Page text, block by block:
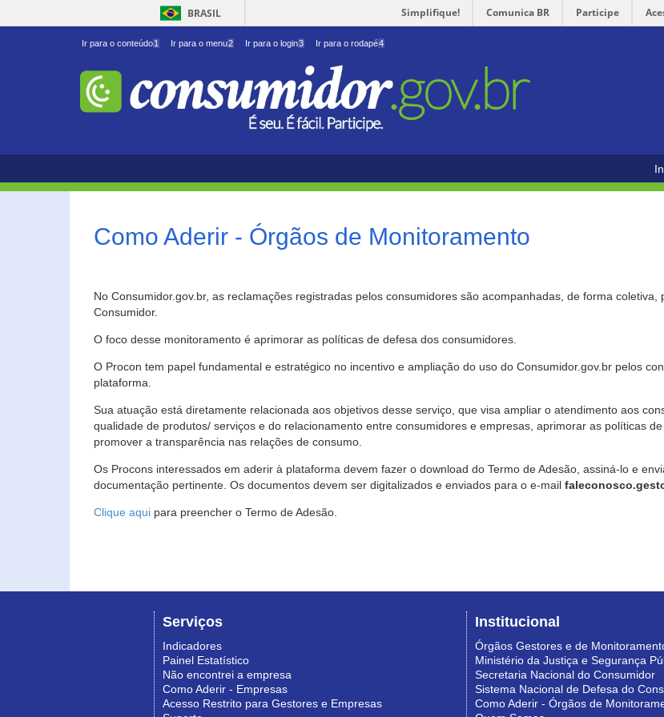
BRASIL Simplifique! Comunica BR Participe
Ir para o conteúdo1 Ir para o menu2 Ir para o login3 Ir para o rodapé4
Como Aderir - Órgãos de Monitoramento
No Consumidor.gov.br, as reclamações registradas pelos consumidores são acompanhadas, de forma
Consumidor.
O foco desse monitoramento é aprimorar as políticas de defesa dos consumidores.
O Procon tem papel fundamental e estratégico no incentivo e ampliação do uso do Consumidor.gov.br pelos
plataforma.
Sua atuação está diretamente relacionada aos objetivos desse serviço, que visa ampliar o atendimento aos
qualidade de produtos/ serviços e do relacionamento entre consumidores e empresas, aprimorar as políticas
promover a transparência nas relações de consumo.
Os Procons interessados em aderir à plataforma devem fazer o download do Termo de Adesão, assiná-lo e
documentação pertinente. Os documentos devem ser digitalizados e enviados para o e-mail
Clique aqui para preencher o Termo de Adesão.
Serviços
Indicadores
Painel Estatístico
Não encontrei a empresa
Como Aderir - Empresas
Acesso Restrito para Gestores e Empresas
Institucional
Órgãos Gestores e de
Ministério da Justiça e Segurança
Secretaria Nacional do Consumidor
Sistema Nacional de Defesa do
Como Aderir - Órgãos de